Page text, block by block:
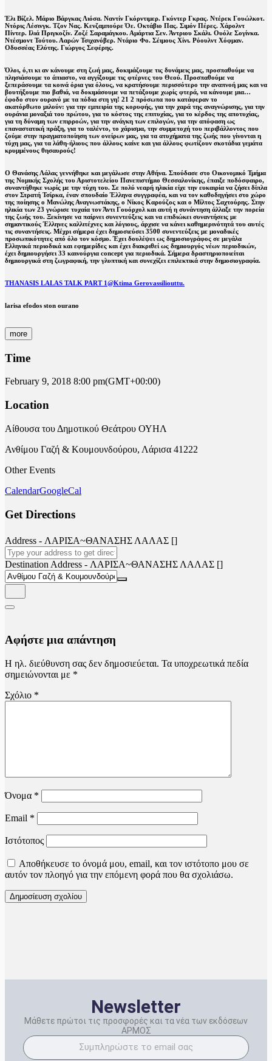
Έλι Βίζελ. Μάριο Βάργκας Λιόσα. Ναντίν Γκόρντιμερ. Γκύντερ Γκρας. Ντέρεκ Γουώλκοτ.
Ντόρις Λέσινγκ. Τζον Νας. Κενζαμπούρε Όε. Οκτάβιο Πας. Σιμόν Πέρες. Χάρολντ
Πίντερ. Ιλιά Πριγκοζίν. Ζοζέ Σαραμάγκου. Αμάρτια Σεν. Άντριου Σκάλι. Ουόλε Σογίνκα.
Ντέσμοντ Τούτου. Ααρών Τσιχανόβερ. Ντάριο Φο. Σέιμους Χίνι. Ρόουλντ Χόφμαν.
Οδυσσέας Ελύτης. Γιώργος Σεφέρης.
Όλοι, ό,τι κι αν κάνουμε στη ζωή μας, δοκιμάζουμε τις δυνάμεις μας, προσπαθούμε να
πλησιάσουμε το άπιαστο, να αγγίξουμε τις φτέρνες του Θεού. Προσπαθούμε να
ξεπεράσουμε τα κοινά όρια για όλους, να κρατήσουμε περισσότερο την αναπνοή μας και να
βουτήξουμε πιο βαθιά, να δοκιμάσουμε να πετάξουμε χωρίς φτερά, να κάνουμε μια…
έφοδο στον ουρανό με τα πόδια στη γη! 21 2 πρόσωπα που κατάφεραν το
ακατόρθωτο μιλούν: για την εμπειρία της κορυφής, για την χαρά της αναγνώρισης, για την
ουράνια μοναξιά του πρώτου, για το κόστος της επιτυχίας, για το κέρδος της αποτυχίας,
για τη δύναμη των επιρροών, για την ανάγκη των επιλογών, για την απόφαση ως
επαναστατική πράξη, για το ταλέντο, το χάρισμα, την συμμετοχή του περιβάλλοντος που
ζούμε στην πραγματοποίηση των ονείρων μας, για τα ατυχήματα της ζωής που γίνονται η
τύχη μας, για τα λάθη-ήλιους που άλλους καίνε και για άλλους φωτίζουν σκοτάδια γεμάτα
κρυμμένους θησαυρούς!
Ο Θανάσης Λάλας γεννήθηκε και μεγάλωσε στην Αθήνα. Σπούδασε στο Οικονομικό Τμήμα
της Νομικής Σχολής του Αριστοτελείου Πανεπιστήμιο Θεσσαλονίκης, έπαιξε ποδόσφαιρο,
συναντήθηκε νωρίς με την τύχη του. Σε πολύ νεαρή ηλικία είχε την ευκαιρία να ζήσει δίπλα
στον Στρατή Τσίρκα, έναν σπουδαίο Έλληνα συγγραφέα, και να τον καθοδηγήσει στο χώρο
της ποίησης ο Μανώλης Αναγνωστάκης, ο Νίκος Καρούζος και ο Μίλτος Σαχτούρης. Στην
ηλικία των 23 γνώρισε τυχαία τον Άντι Γουόρχολ και αυτή η συνάντηση άλλαξε την πορεία
της ζωής του. Ξεκίνησε να παίρνει συνεντεύξεις και να επιδιώκει συναντήσεις με
σημαντικούς Έλληνες καλλιτέχνες και λόγιους, άρχισε να κάνει καθημερινότητά του αυτές
τις συναντήσεις. Μέχρι σήμερα έχει δημοσιεύσει 3500 συνεντεύξεις με μοναδικές
προσωπικότητες από όλο τον κόσμο. Έχει δουλέψει ως δημοσιογράφος σε μεγάλα
Ελληνικά περιοδικά και εφημερίδες και έχει διακριθεί ως δημιουργός νέων περιοδικών,
έχει δημιουργήσει 33 καινούργια concept για περιοδικά. Σήμερα δραστηριοποιείται
δημιουργικά στη ζωγραφική, την γλυπτική και συνεχίζει επιλεκτικά στην δημοσιογραφία.
THANASIS LALAS TALK PART 1@Ktima Gerovassiliouttu.
larisa efodos ston ourano
more
Time
February 9, 2018 8:00 pm(GMT+00:00)
Location
Αίθουσα του Δημοτικού Θεάτρου ΟΥΗΛ
Ανθίμου Γαζή & Κουμουνδούρου, Λάρισα 41222
Other Events
CalendarGoogleCal
Get Directions
Address - ΛΑΡΙΣΑ~ΘΑΝΑΣΗΣ ΛΑΛΑΣ []
Destination Address - ΛΑΡΙΣΑ~ΘΑΝΑΣΗΣ ΛΑΛΑΣ []
Αφήστε μια απάντηση
Η ηλ. διεύθυνση σας δεν δημοσιεύεται. Τα υποχρεωτικά πεδία
σημειώνονται με *
Σχόλιο *
Όνομα *
Email *
Ιστότοπος
Αποθήκευσε το όνομά μου, email, και τον ιστότοπο μου σε
αυτόν τον πλοηγό για την επόμενη φορά που θα σχολιάσω.
Newsletter
Μάθετε πρώτοι τις προσφορές και τα νέα των εκδόσεων
ΑΡΜΟΣ